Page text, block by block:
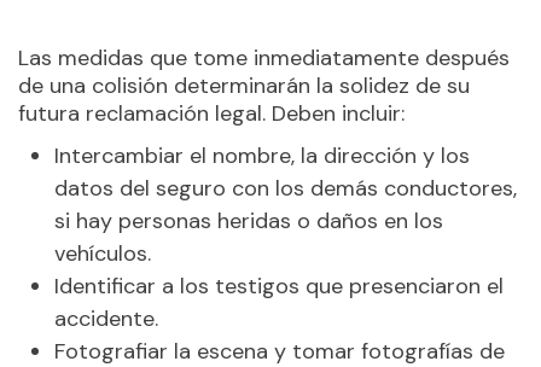
Las medidas que tome inmediatamente después
de una colisión determinarán la solidez de su
futura reclamación legal. Deben incluir:
Intercambiar el nombre, la dirección y los
datos del seguro con los demás conductores,
si hay personas heridas o daños en los
vehículos.
Identificar a los testigos que presenciaron el
accidente.
Fotografiar la escena y tomar fotografías de